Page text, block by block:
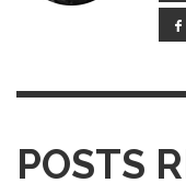
POSTS